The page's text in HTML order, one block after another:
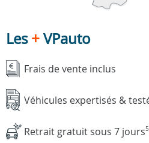
Les+VPauto
Frais de vente inclus
Véhicules expertisés &
Retrait gratuit sous 7 jours5